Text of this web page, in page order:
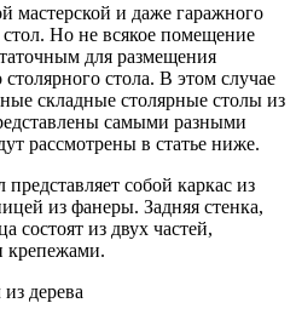
мастерской и даже гаражного
Но не всякое помещение
для размещения
стола. В этом случае
складные столярные столы из
самыми разными
рассмотрены в статье ниже.
собой каркас из
из фанеры. Задняя стенка,
состоят из двух частей,
крепежами.